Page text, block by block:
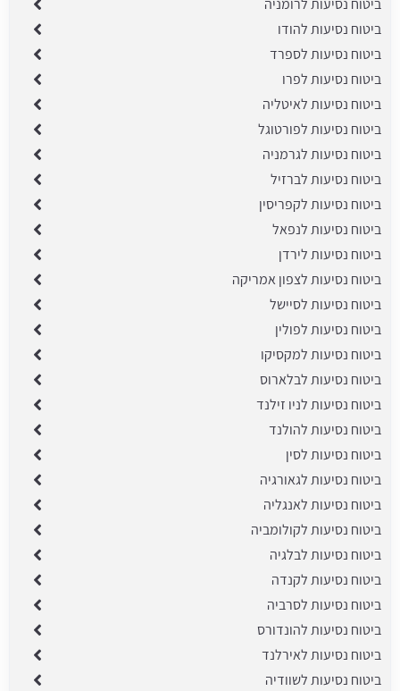
ביטוח נסיעות לרומניה
ביטוח נסיעות להודו
ביטוח נסיעות לספרד
ביטוח נסיעות לפרו
ביטוח נסיעות לאיטליה
ביטוח נסיעות לפורטוגל
ביטוח נסיעות לגרמניה
ביטוח נסיעות לברזיל
ביטוח נסיעות לקפריסין
ביטוח נסיעות לנפאל
ביטוח נסיעות לירדן
ביטוח נסיעות לצפון אמריקה
ביטוח נסיעות לסיישל
ביטוח נסיעות לפולין
ביטוח נסיעות למקסיקו
ביטוח נסיעות לבלארוס
ביטוח נסיעות לניו זילנד
ביטוח נסיעות להולנד
ביטוח נסיעות לסין
ביטוח נסיעות לגאורגיה
ביטוח נסיעות לאנגליה
ביטוח נסיעות לקולומביה
ביטוח נסיעות לבלגיה
ביטוח נסיעות לקנדה
ביטוח נסיעות לסרביה
ביטוח נסיעות להונדורס
ביטוח נסיעות לאירלנד
ביטוח נסיעות לשוודיה